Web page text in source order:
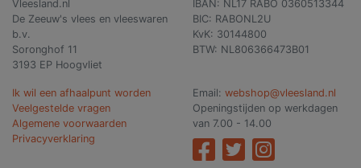
Vleesland.nl
De Zeeuw's vlees en vleeswaren
b.v.
Soronghof 11
3193 EP Hoogvliet
IBAN: NL17 RABO 0360513344
BIC: RABONL2U
KvK: 30144800
BTW: NL806366473B01
Ik wil een afhaalpunt worden
Veelgestelde vragen
Algemene voorwaarden
Privacyverklaring
Email: webshop@vleesland.nl
Openingstijden op werkdagen
van 7.00 - 14.00